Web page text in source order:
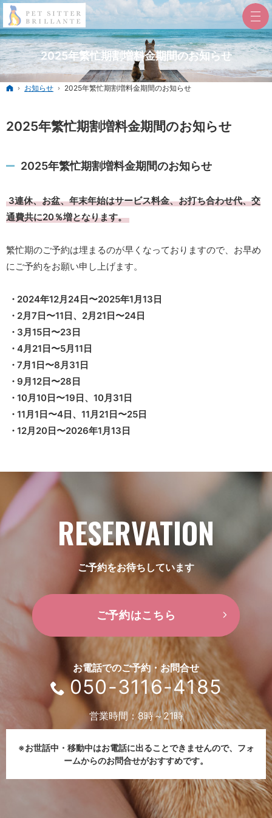
2025年繁忙期割増料金期間のお知らせ
ホーム
お知らせ 2025年繁忙期割増料金期間のお知らせ
2025年繁忙期割増料金期間のお知らせ
2025年繁忙期割増料金期間のお知らせ
3連休、お盆、年末年始はサービス料金、お打ち合わせ代、交
通費共に20％増となります。
繁忙期のご予約は埋まるのが早くなっておりますので、お早め
にご予約をお願い申し上げます。
2024年12月24日〜2025年1月13日
2月7日〜11日、2月21日〜24日
3月15日〜23日
4月21日〜5月11日
7月1日〜8月31日
9月12日〜28日
10月10日〜19日、10月31日
11月1日〜4日、11月21日〜25日
12月20日〜2026年1月13日
RESERVATION
ご予約をお待ちしています
ご予約はこちら
お電話でのご予約・お問合せ
050-3116-4185
営業時間：8時～21時
※お世話中・移動中はお電話に出ることできませんので、 フォ
ームからのお問合せがおすすめです。